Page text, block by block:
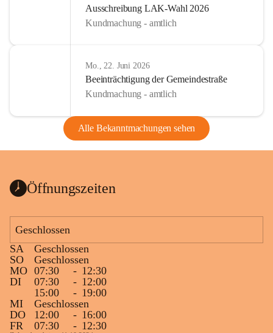
Ausschreibung LAK-Wahl 2026
Kundmachung - amtlich
Mo., 22. Juni 2026
Beeinträchtigung der Gemeindestraße
Kundmachung - amtlich
Alle Bekanntmachungen sehen
Öffnungszeiten
Geschlossen
SA
Geschlossen
SO
Geschlossen
MO 07:30 - 12:30
DI
07:30 - 12:00
15:00
- 19:00
MI
Geschlossen
DO
12:00 - 16:00
FR
07:30 - 12:30